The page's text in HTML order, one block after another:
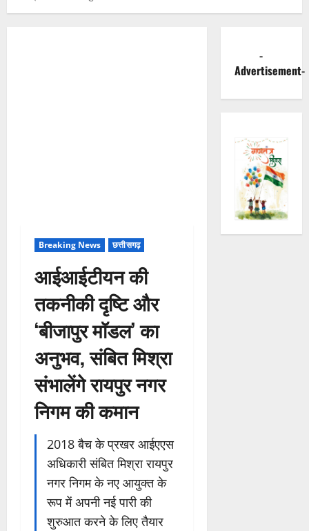
Breaking News छत्तीसगढ़
आईआईटीयन की
तकनीकी दृष्टि और
‘बीजापुर मॉडल’ का
अनुभव, संबित मिश्रा
संभालेंगे रायपुर नगर
निगम की कमान
2018 बैच के प्रखर आईएएस
अधिकारी संबित मिश्रा रायपुर
नगर निगम के नए आयुक्त के
रूप में अपनी नई पारी की
शुरुआत करने के लिए तैयार
-
Advertisement-